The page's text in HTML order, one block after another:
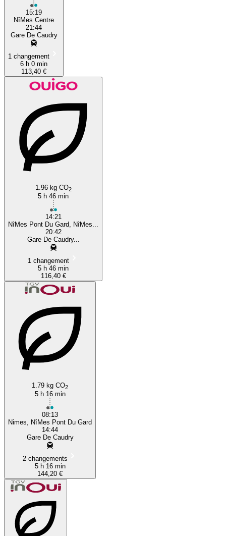
15:19
NîMes Centre
21:44
Gare De Caudry
1 changement
6 h 0 min
113,40 €
1.96 kg CO2
5 h 46 min
14:21
NîMes Pont Du Gard, NîMes...
20:42
Gare De Caudry...
1 changement
5 h 46 min
116,40 €
1.79 kg CO2
5 h 16 min
08:13
Nimes, NîMes Pont Du Gard
14:44
Gare De Caudry
2 changements
5 h 16 min
144,20 €